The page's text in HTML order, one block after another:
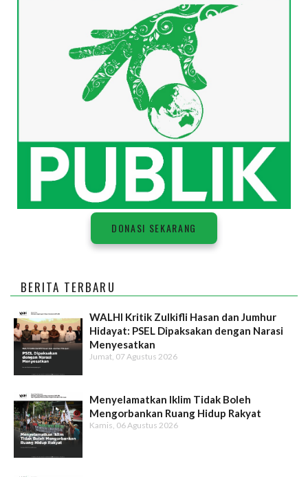
DONASI SEKARANG
BERITA TERBARU
WALHI Kritik Zulkifli Hasan dan Jumhur
Hidayat: PSEL Dipaksakan dengan Narasi
Menyesatkan
Jumat, 07 Agustus 2026
Menyelamatkan Iklim Tidak Boleh
Mengorbankan Ruang Hidup Rakyat
Kamis, 06 Agustus 2026